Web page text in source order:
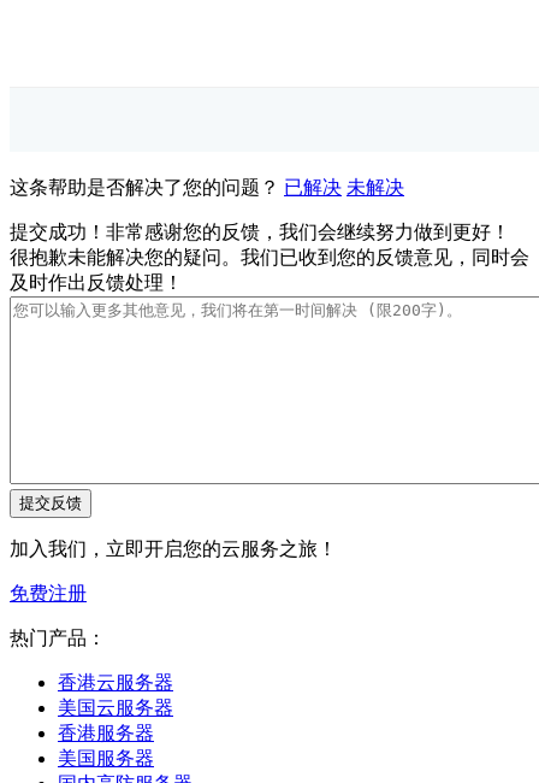
这条帮助是否解决了您的问题？ 已解决 未解决
提交成功！非常感谢您的反馈，我们会继续努力做到更好！
很抱歉未能解决您的疑问。我们已收到您的反馈意见，同时会
及时作出反馈处理！
加入我们，立即开启您的云服务之旅！
免费注册
热门产品：
香港云服务器
美国云服务器
香港服务器
美国服务器